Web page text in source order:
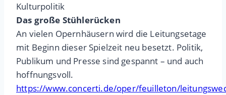
Kulturpolitik
Das große Stühlerücken
An vielen Opernhäusern wird die Leitungsetage
mit Beginn dieser Spielzeit neu besetzt. Politik,
Publikum und Presse sind gespannt – und auch
hoffnungsvoll.
https://www.concerti.de/oper/feuilleton/